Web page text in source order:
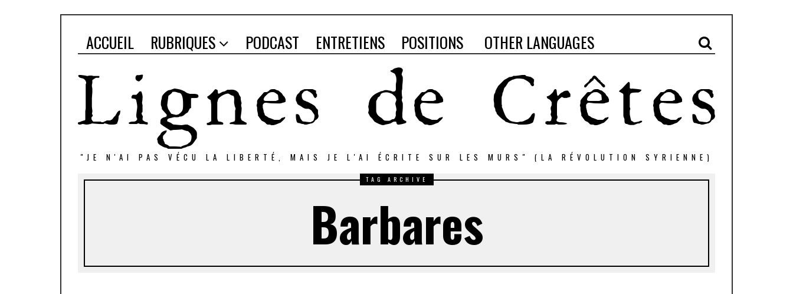
ACCUEIL RUBRIQUES PODCAST ENTRETIENS POSITIONS OTHER LANGUAGES
"JE N'AI PAS VÉCU LA LIBERTÉ, MAIS JE L'AI ÉCRITE SUR LES MURS" (LA RÉVOLUTION SYRIENNE)
TAG ARCHIVE
Barbares